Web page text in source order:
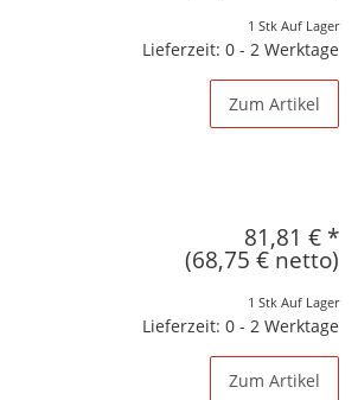
1 Stk Auf Lager
Lieferzeit: 0 - 2 Werktage
Zum Artikel
81,81 € *
(68,75 € netto)
1 Stk Auf Lager
Lieferzeit: 0 - 2 Werktage
Zum Artikel